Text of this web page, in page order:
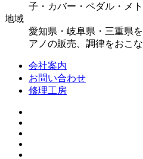
子・カバー・ペダル・メ
地域
愛知県・岐阜県・三重県
アノの販売、調律をおこな
会社案内
お問い合わせ
修理工房